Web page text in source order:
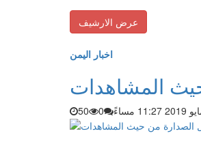
اخبار اليمن
المشاهدات
0
50